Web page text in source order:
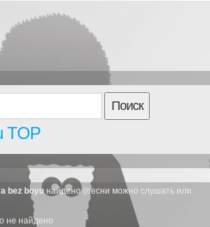
Поиск
TOP
bez boyuнайдено (песни можно слушать или
не найдено